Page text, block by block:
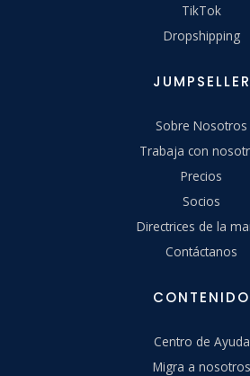
TikTok
Dropshipping
JUMPSELLER
Sobre Nosotros
Trabaja con
Precios
Socios
Directrices de la
Contáctanos
CONTENIDO
Centro de Ayuda
Migra a nosotros